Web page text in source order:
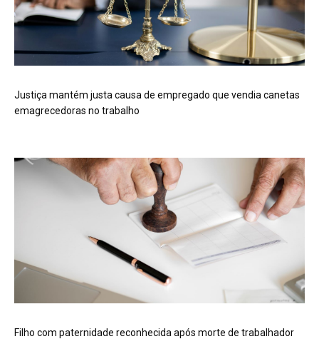
Justiça mantém justa causa de empregado que vendia canetas
emagrecedoras no trabalho
Filho com paternidade reconhecida após morte de trabalhador